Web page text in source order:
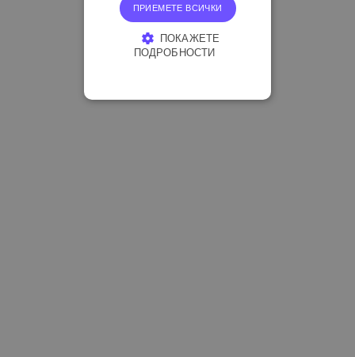
ПРИЕМЕТЕ ВСИЧКИ
ПОКАЖЕТЕ
ПОДРОБНОСТИ